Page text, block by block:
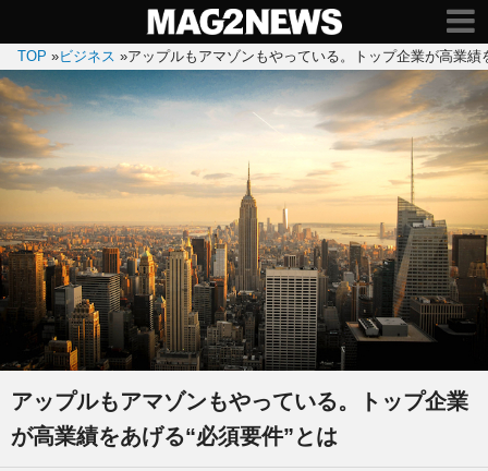
TOP »ビジネス »アップルもアマゾンもやっている。トップ企業が高業績
アップルもアマゾンもやっている。トップ企業
が高業績をあげる“必須要件”とは